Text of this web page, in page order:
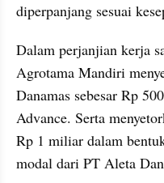
diperpanjang sesuai
Dalam perjanjian kerja
Agrotama Mandiri
Danamas sebesar Rp
Advance. Serta
Rp 1 miliar dalam
modal dari PT Aleta